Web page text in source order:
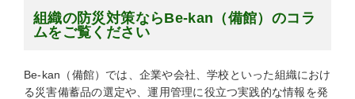
組織の防災対策ならBe-kan（備館）のコラ
ムをご覧ください
Be-kan（備館）では、企業や会社、学校といった組織におけ
る災害備蓄品の選定や、運用管理に役立つ実践的な情報を発